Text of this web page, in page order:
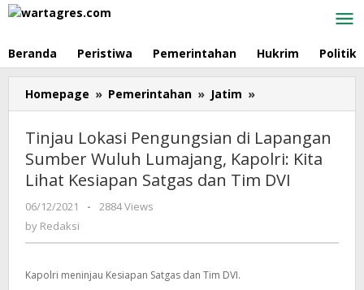
Skip
Beranda Peristiwa Pemerintahan Hukrim Politik
Homepage » Pemerintahan » Jatim »
Lokasi
di
Lapangan
Sumber
Kita
Tinjau Lokasi Pengungsian di Lapangan
Sumber Wuluh Lumajang, Kapolri: Kita
Lihat Kesiapan Satgas dan Tim DVI
06/12/2021
by
-
2884 Views
by Redaksi
Kapolri meninjau Kesiapan Satgas dan Tim DVI.